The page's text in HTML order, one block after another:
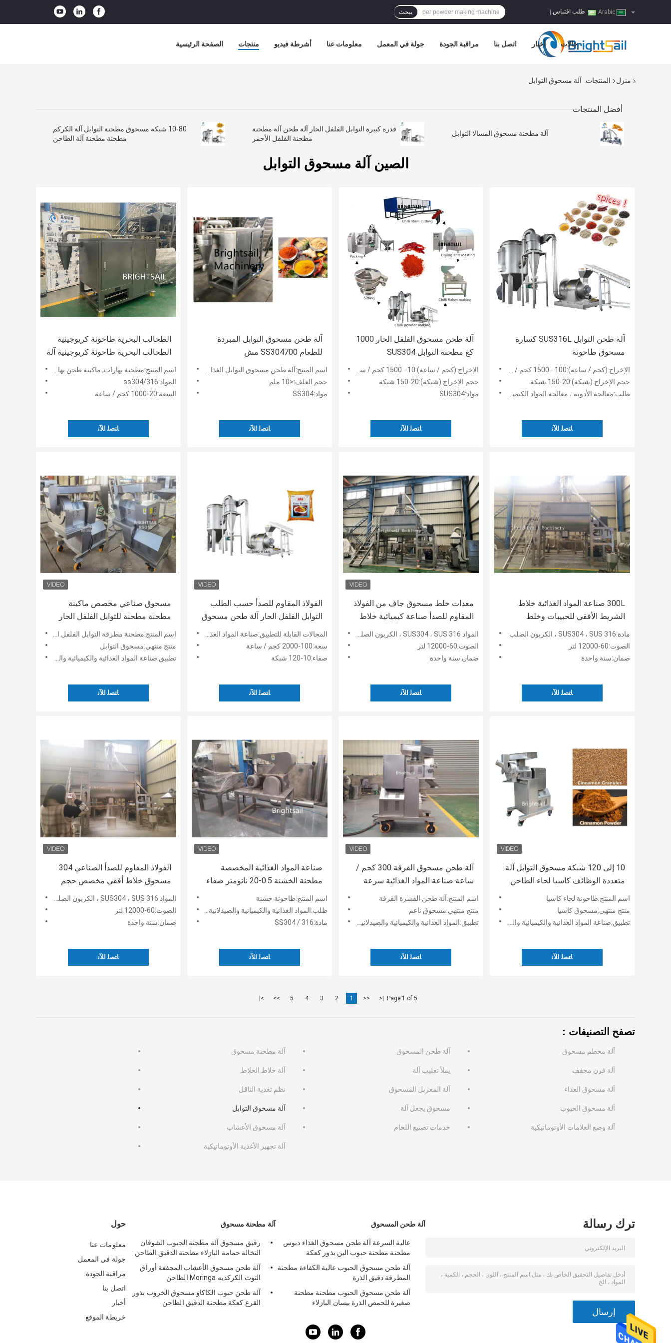
طلب اقتباس يبحث
الصفحة الرئيسية منتجات أشرطة فيديو معلومات عنا جولة في المعمل مراقبة الجودة اتصل بنا أخبار حالات
منزل المنتجات آلة مسحوق التوابل
أفضل المنتجات
10-80 شبكة مسحوق مطحنة التوابل آلة الكركم
مطحنة مطحنة آلة الطاحن
قدرة كبيرة التوابل الفلفل الحار آلة طحن آلة مطحنة
مطحنة الفلفل الأحمر
آلة مطحنة مسحوق المسالا التوابل
الصين آلة مسحوق التوابل
الطحالب البحرية طاحونة كريوجينية
الطحالب البحرية طاحونة كريوجينية آلة
صنع مسحوق Ss304
اسم المنتج:مطحنة بهارات, ماكينة طحن بهارات, ماكينة طحن بهارات, ماكينة طحن بهارات
المواد:ss304/316
السعة:20-1000 كجم / ساعة
ﺎﺘﺼﻟ ﺍﻶﻧ
آلة طحن مسحوق التوابل المبردة
للطعام SS304700 مش
اسم المنتج:آلة طحن مسحوق التوابل الغذاء الصف
حجم العلف:<10 ملم
مواد:SS304
ﺎﺘﺼﻟ ﺍﻶﻧ
آلة طحن مسحوق الفلفل الحار 1000
كغ مطحنة التوابل SUS304
الإخراج (كجم / ساعة):10 - 1500 كجم / ساعة
حجم الإخراج (شبكة):20-150 شبكة
مواد:SUS304
ﺎﺘﺼﻟ ﺍﻶﻧ
آلة طحن التوابل SUS316L كسارة
مسحوق طاحونة
الإخراج (كجم / ساعة):100 - 1500 كجم / ساعة
حجم الإخراج (شبكة):20-150 شبكة
طلب:معالجة الأدوية ، معالجة المواد الكيميائية ، تجهيز الأغذية
ﺎﺘﺼﻟ ﺍﻶﻧ
مسحوق صناعي مخصص ماكينة
مطحنة مطحنة للتوابل الفلفل الحار
اسم المنتج:مطحنة مطرقة التوابل الفلفل الحار
منتج منتهي:مسحوق التوابل
تطبيق:صناعة المواد الغذائية والكيميائية والطبية
ﺎﺘﺼﻟ ﺍﻶﻧ
الفولاذ المقاوم للصدأ حسب الطلب
التوابل الفلفل الحار آلة طحن مسحوق
القرفة
المجالات القابلة للتطبيق:صناعة المواد الغذائية
سعة:100-2000 كجم / ساعة
صفاء:10-120 شبكة
ﺎﺘﺼﻟ ﺍﻶﻧ
معدات خلط مسحوق جاف من الفولاذ
المقاوم للصدأ صناعة كيميائية خلاط
أفقيالمواد SUS304 ، SUS 316 ، الكربون الصلب:حسب الطلب
الصوت:60-12000 لتر
ضمان:سنة واحدة
ﺎﺘﺼﻟ ﺍﻶﻧ
300L صناعة المواد الغذائية خلاط
الشريط الأفقي للحبيبات وخلط
مسحوق
مادة:SUS304 ، SUS 316 ، الكربون الصلب
الصوت:60-12000 لتر
ضمان:سنة واحدة
ﺎﺘﺼﻟ ﺍﻶﻧ
الفولاذ المقاوم للصدأ الصناعي 304
مسحوق خلاط أفقي مخصص حجم
المواد SUS304 ، SUS 316 ، الكربون الصلب:حسب الطلب
الصوت:60-12000 لتر
ضمان:سنة واحدة
ﺎﺘﺼﻟ ﺍﻶﻧ
صناعة المواد الغذائية المخصصة
مطحنة الخشنة 0.5-20 نانومتر صفاء
التكسير
اسم المنتج:طاحونة خشنة
طلب:المواد الغذائية والكيميائية والصيدلانية ، وما إلى ذلك
مادة:SS304 / 316
ﺎﺘﺼﻟ ﺍﻶﻧ
آلة طحن مسحوق القرفة 300 كجم /
ساعة صناعة المواد الغذائية سرعة
طحن عالية
اسم المنتج:آلة طحن القشرة القرفة
منتج منتهي:مسحوق ناعم
تطبيق:المواد الغذائية والكيميائية والصيدلانية ، وما إلى ذلك
ﺎﺘﺼﻟ ﺍﻶﻧ
10 إلى 120 شبكة مسحوق التوابل آلة
متعددة الوظائف كاسيا لحاء الطاحن
مطحنة
اسم المنتج:طاحونة لحاء كاسيا
منتج منتهي:مسحوق كاسيا
تطبيق:صناعة المواد الغذائية والكيميائية والطبية
ﺎﺘﺼﻟ ﺍﻶﻧ
Page 1 of 5
|<
<<
1
2
3
4
5
>>
>|
تصفح التصنيفات：
آلة مطحنة مسحوق آلة طحن المسحوق آلة محطم مسحوق
آلة خلاط الخلاط يملأ تعليب آلة آلة فرن مجفف
نظم تغذية الناقل آلة المغربل المسحوق آلة مسحوق الغذاء
آلة مسحوق التوابل مسحوق يجعل آلة آلة مسحوق الحبوب
آلة مسحوق الأعشاب خدمات تصنيع اللحام آلة وضع العلامات الأوتوماتيكية
آلة تجهيز الأغذية الأوتوماتيكية
حول
معلومات عنا
جولة في المعمل
مراقبة الجودة
اتصل بنا
أخبار
خريطة الموقع
آلة مطحنة مسحوق
رقيق مسحوق آلة مطحنة الحبوب الشوفان
النخالة حمامة البازلاء مطحنة الدقيق الطاحن
آلة طحن مسحوق الأعشاب المجففة أوراق
التوت الكركديه Moringa الطاحن
آلة طحن حبوب الكاكاو مسحوق الخروب بذور
القرع كعكة مطحنة الدقيق الطاحن
آلة طحن المسحوق
عالية السرعة آلة طحن مسحوق الغذاء دبوس
مطحنة مطحنة حبوب البن بذور كعكة
آلة طحن مسحوق الحبوب عالية الكفاءة مطحنة
المطرقة دقيق الذرة
آلة طحن مسحوق الحبوب مطحنة مطحنة
صغيرة للحمص الذرة بيسان البازلاء
ترك رسالة